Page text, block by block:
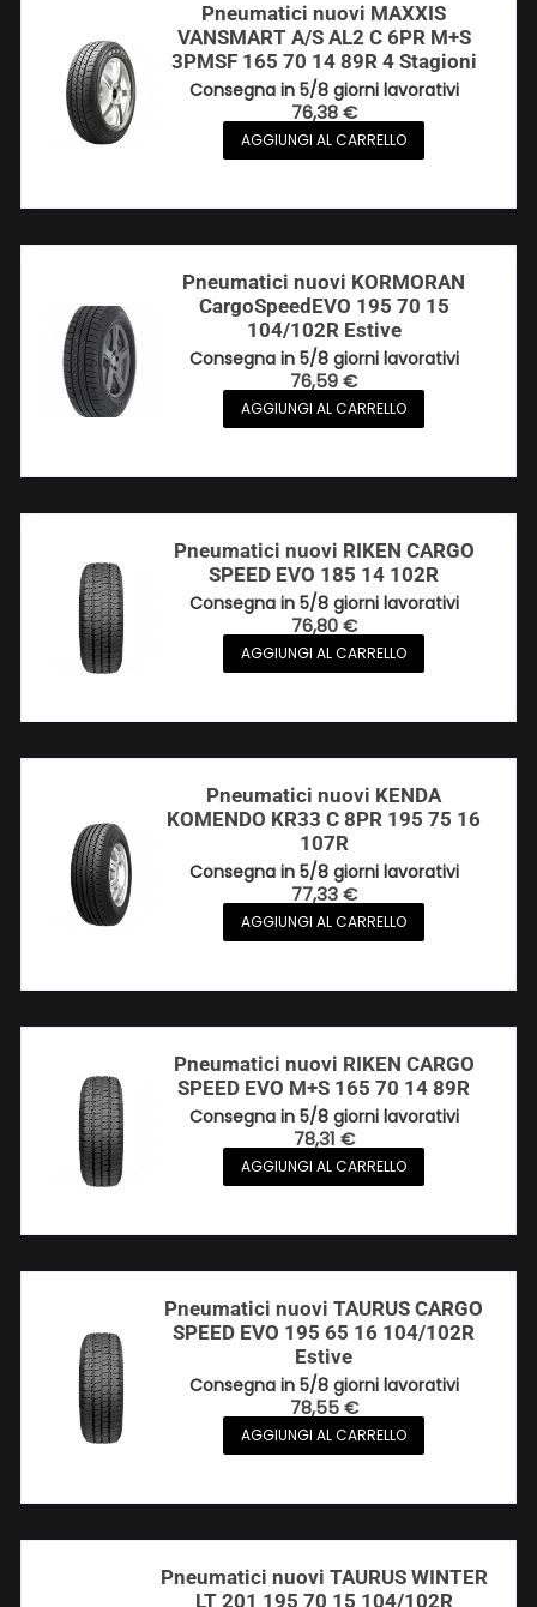
Pneumatici nuovi MAXXIS
VANSMART A/S AL2 C 6PR M+S
3PMSF 165 70 14 89R 4 Stagioni
Consegna in 5/8 giorni lavorativi
76,38€
AGGIUNGI AL CARRELLO
Pneumatici nuovi KORMORAN
CargoSpeedEVO 195 70 15
104/102R Estive
Consegna in 5/8 giorni lavorativi
76,59€
AGGIUNGI AL CARRELLO
Pneumatici nuovi RIKEN CARGO
SPEED EVO 185 14 102R
Consegna in 5/8 giorni lavorativi
76,80€
AGGIUNGI AL CARRELLO
Pneumatici nuovi KENDA
KOMENDO KR33 C 8PR 195 75 16
107R
Consegna in 5/8 giorni lavorativi
77,33€
AGGIUNGI AL CARRELLO
Pneumatici nuovi RIKEN CARGO
SPEED EVO M+S 165 70 14 89R
Consegna in 5/8 giorni lavorativi
78,31 €
AGGIUNGI AL CARRELLO
Pneumatici nuovi TAURUS CARGO
SPEED EVO 195 65 16 104/102R
Estive
Consegna in 5/8 giorni lavorativi
78,55€
AGGIUNGI AL CARRELLO
Pneumatici nuovi TAURUS WINTER
LT 201 195 70 15 104/102R